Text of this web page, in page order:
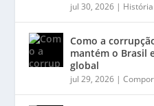
jul 30, 2026 |
Como a
mantém o Brasil
global
jul 29, 2026 |